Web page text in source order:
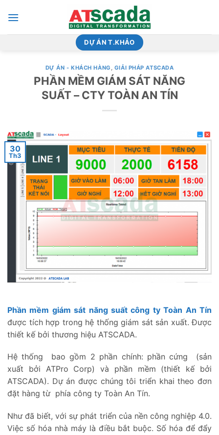
qua
DỰ ÁN T.KHẢO
DỰ ÁN - KHÁCH HÀNG , GIẢI PHÁP ATSCADA
PHẦN MỀM GIÁM SÁT NĂNG
SUẤT – CTY TOÀN AN TÍN
30
Th3
Phần mềm giám sát năng suất công ty Toàn An Tín
được tích hợp trong hệ thống giám sát sản xuất. Được
thiết kế bởi thương hiệu ATSCADA.
Hệ thống bao gồm 2 phần chính: phần cứng (sản
xuất bởi ATPro Corp) và phần mềm (thiết kế bởi
ATSCADA). Dự án được chúng tôi triển khai theo đơn
đặt hàng từ phía công ty Toàn An Tín.
Như đã biết, với sự phát triển của nền công nghiệp 4.0.
Việc số hóa nhà máy là điều bắt buộc. Số hóa để đẩy